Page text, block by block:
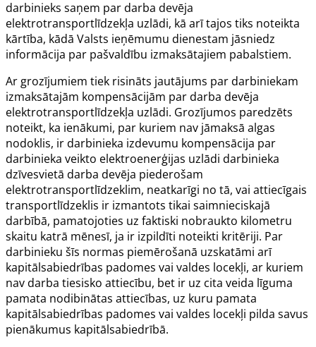
darbinieks saņem par darba devēja
elektrotransportlīdzekļa uzlādi, kā arī tajos tiks noteikta
kārtība, kādā Valsts ieņēmumu dienestam jāsniedz
informācija par pašvaldību izmaksātajiem pabalstiem.
Ar grozījumiem tiek risināts jautājums par darbiniekam
izmaksātajām kompensācijām par darba devēja
elektrotransportlīdzekļa uzlādi. Grozījumos paredzēts
noteikt, ka ienākumi, par kuriem nav jāmaksā algas
nodoklis, ir darbinieka izdevumu kompensācija par
darbinieka veikto elektroenerģijas uzlādi darbinieka
dzīvesvietā darba devēja piederošam
elektrotransportlīdzeklim, neatkarīgi no tā, vai attiecīgais
transportlīdzeklis ir izmantots tikai saimnieciskajā
darbībā, pamatojoties uz faktiski nobraukto kilometru
skaitu katrā mēnesī, ja ir izpildīti noteikti kritēriji. Par
darbinieku šīs normas piemērošanā uzskatāmi arī
kapitālsabiedrības padomes vai valdes locekļi, ar kuriem
nav darba tiesisko attiecību, bet ir uz cita veida līguma
pamata nodibinātas attiecības, uz kuru pamata
kapitālsabiedrības padomes vai valdes locekļi pilda savus
pienākumus kapitālsabiedrībā.